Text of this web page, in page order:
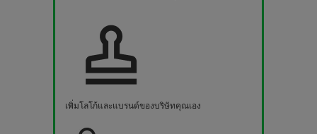
เพิ่มโลโก้และแบรนด์ของบริษัทคุณเอง